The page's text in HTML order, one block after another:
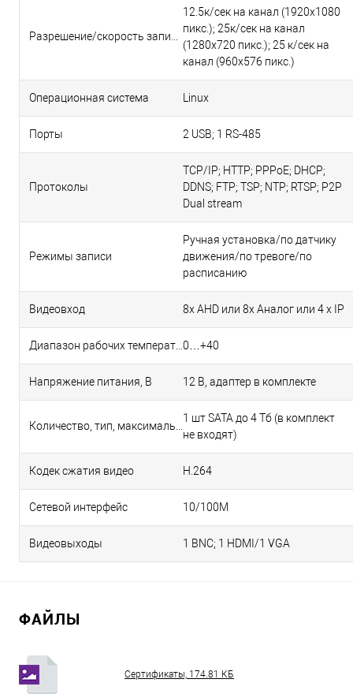
12.5к/сек на канал (1920х1080
пикс.); 25к/сек на канал
(1280х720 пикс.); 25 к/сек на
канал (960х576 пикс.)
Операционная система Linux
Порты 2 USB; 1 RS-485
Протоколы
TCP/IP; HTTP; PPPoE; DHCP;
DDNS; FTP; TSP; NTP; RTSP; P2P
Dual stream
Режимы записи
Ручная установка/по датчику
движения/по тревоге/по
расписанию
Видеовход 8x AHD или 8х Аналог или 4 х IP
0…+40
Напряжение питания, В 12 В, адаптер в комплекте
1 шт SATA до 4 Тб (в комплект
не входят)
Кодек сжатия видео H.264
Сетевой интерфейс 10/100M
Видеовыходы 1 BNC; 1 HDMI/1 VGA
ФАЙЛЫ
Сертификаты, 174.81 КБ